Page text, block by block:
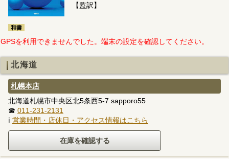
和書
【監訳】
GPSを利用できませんでした。端末の設定を確認してください。
北海道
札幌本店
北海道札幌市中央区北5条西5-7 sapporo55
☎ 011-231-2131
ℹ 営業時間・店休日・アクセス情報はこちら